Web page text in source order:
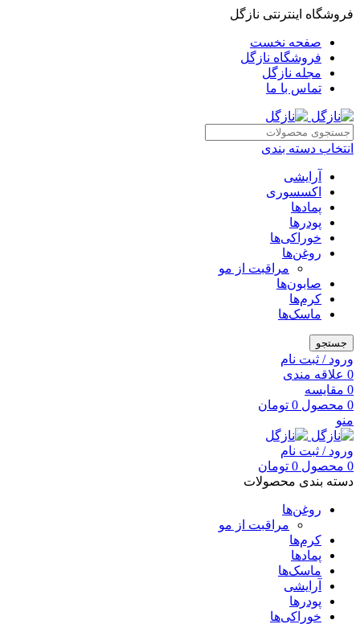
فروشگاه اینترنتی نازگل
صفحه نخست
فروشگاه نازگل
مجله نازگل
تماس با ما
انتخاب دسته بندی
آرایشی
اکسسوری
پمادها
پودرها
خوراکی‌ها
روغن‌ها
مراقبت از مو
صابون‌ها
کرم‌ها
ماسک‌ها
جستجو
ورود / ثبت نام
0 علاقه مندی
0 مقایسه
0 محصول 0 تومان
منو
ورود / ثبت نام
0 محصول 0 تومان
دسته بندی محصولات
روغن‌ها
مراقبت از مو
کرم‌ها
پمادها
ماسک‌ها
آرایشی
پودرها
خوراکی‌ها